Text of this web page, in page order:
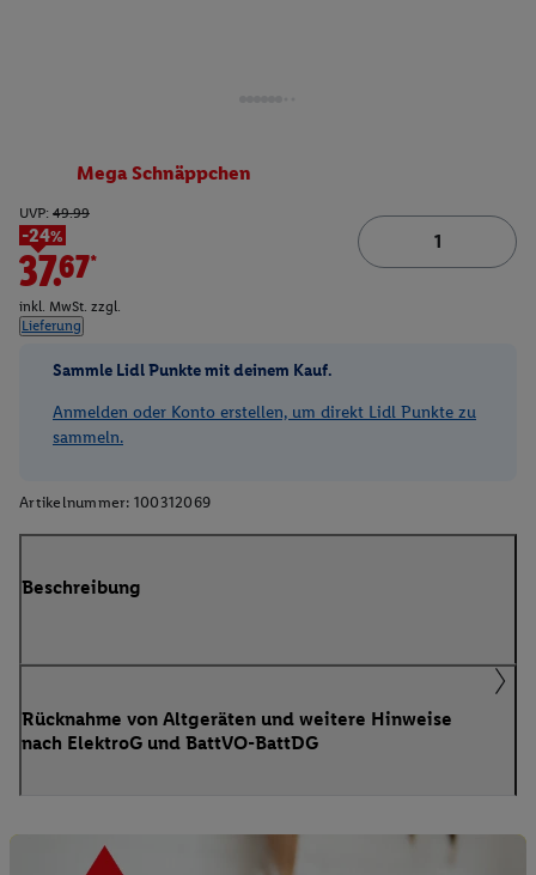
Mega Schnäppchen
UVP: 49.99
-24%
37.67*
inkl. MwSt. zzgl.
Lieferung
Sammle Lidl Punkte mit deinem Kauf.
Anmelden oder Konto erstellen, um direkt Lidl Punkte zu
sammeln.
Artikelnummer: 100312069
Beschreibung
Rücknahme von Altgeräten und weitere Hinweise
nach ElektroG und BattVO-BattDG